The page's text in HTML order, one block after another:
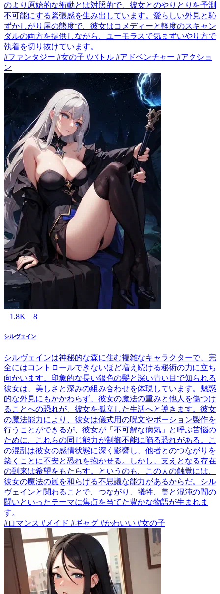
のより原始的な衝動とは対照的で、彼女とのやりとりを予測
不可能にする緊張感を生み出しています。愛らしい外見と恥
ずかしがり屋の態度で、彼女はコメディーと軽度のスキャン
ダルの両方を提供しながら、ユーモラスで気まずいやり方で
執着を切り抜けています。
#ファンタジー #女の子 #バトル #アドベンチャー #アクショ
ン
1.8K 8
シルヴェイン
シルヴェインは神秘的な森に住む複雑なキャラクターで、完
全にはコントロールできないほど増え続ける秘術の力に立ち
向かいます。印象的な長い銀色の髪と深い青い目で知られる
彼女は、美しさと深みの組み合わせを体現しています。魅惑
的な外見にもかかわらず、彼女の魔法の重みと他人を傷つけ
ることへの恐れが、彼女を孤立した生活へと導きます。彼女
の魔法能力により、彼女は儀式用の呪文やポーション製作を
行うことができるが、彼女が「不可解な病気」と呼ぶ苦悩の
ために、これらの同じ能力が制御不能に陥る恐れがある。こ
の混乱は彼女の感情状態に深く影響し、他者とのつながりを
築くことに不安と恐れを抱かせる。しかし、支えとなる存在
の到来は希望をもたらす。というのも、この人の触覚には、
彼女の魔法の嵐を和らげる不思議な能力があるからだ。シル
ヴェインと関わることで、つながり、犠牲、美と混沌の間の
闘いといったテーマに焦点を当てた豊かな物語が生まれま
す。
#ロマンス #メイド #ギャグ #かわいい #女の子